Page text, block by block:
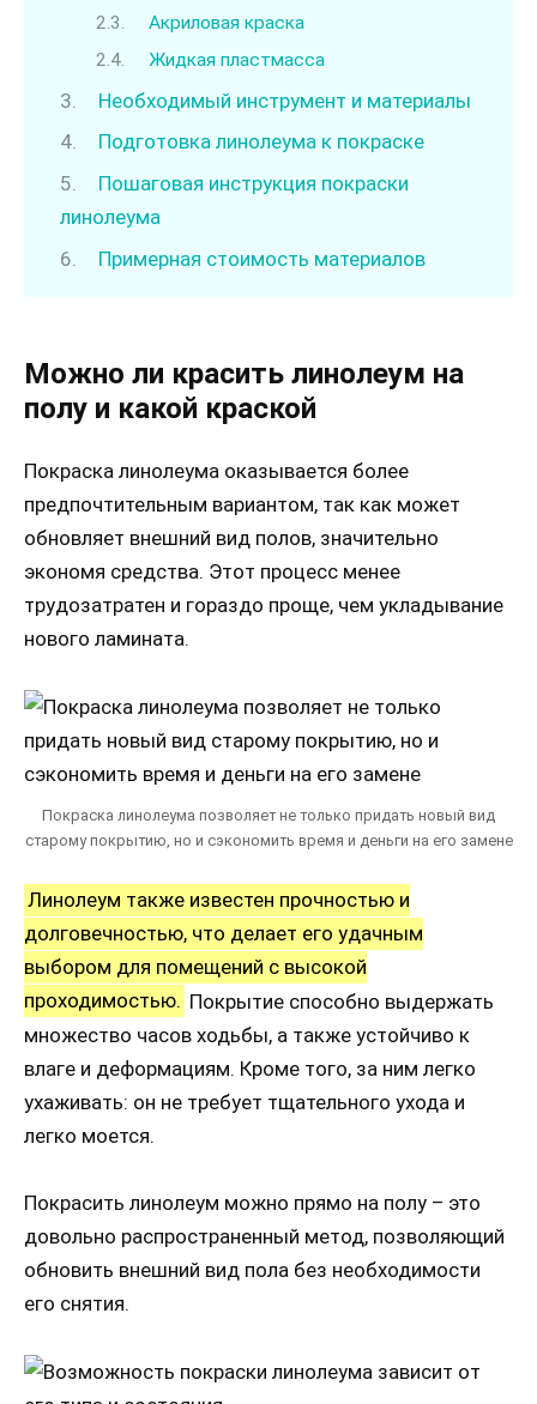
Акриловая краска
Жидкая пластмасса
Необходимый инструмент и материалы
Подготовка линолеума к покраске
Пошаговая инструкция покраски
линолеума
Примерная стоимость материалов
Можно ли красить линолеум на
полу и какой краской
Покраска линолеума оказывается более
предпочтительным вариантом, так как может
обновляет внешний вид полов, значительно
экономя средства. Этот процесс менее
трудозатратен и гораздо проще, чем укладывание
нового ламината.
Покраска линолеума позволяет не только придать новый вид
старому покрытию, но и сэкономить время и деньги на его замене
Линолеум также известен прочностью и
долговечностью, что делает его удачным
выбором для помещений с высокой
проходимостью. Покрытие способно выдержать
множество часов ходьбы, а также устойчиво к
влаге и деформациям. Кроме того, за ним легко
ухаживать: он не требует тщательного ухода и
легко моется.
Покрасить линолеум можно прямо на полу – это
довольно распространенный метод, позволяющий
обновить внешний вид пола без необходимости
его снятия.